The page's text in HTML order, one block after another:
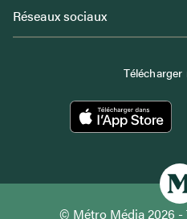
Réseaux sociaux
© Métro Média 2026 -